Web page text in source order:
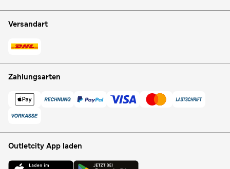
Versandart
Zahlungsarten
Outletcity App laden